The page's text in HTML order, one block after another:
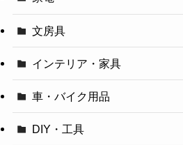
文房具
インテリア・家具
車・バイク用品
DIY・工具